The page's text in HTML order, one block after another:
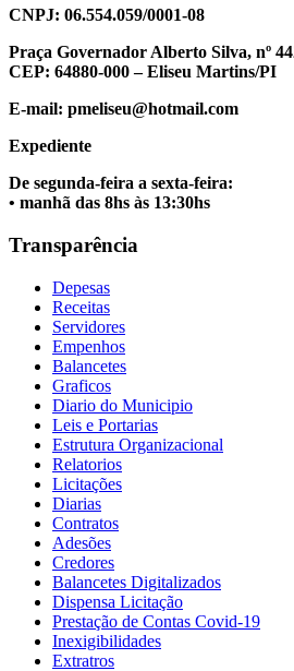
CNPJ: 06.554.059/0001-08
Praça Governador Alberto Silva, nº
CEP: 64880-000 – Eliseu Martins/PI
E-mail: pmeliseu@hotmail.com
Expediente
De segunda-feira a sexta-feira:
• manhã das 8hs às 13:30hs
Transparência
Depesas
Receitas
Servidores
Empenhos
Balancetes
Graficos
Diario do Municipio
Leis e Portarias
Estrutura Organizacional
Relatorios
Licitações
Diarias
Contratos
Adesões
Credores
Balancetes Digitalizados
Dispensa Licitação
Prestação de Contas Covid-19
Inexigibilidades
Extratros